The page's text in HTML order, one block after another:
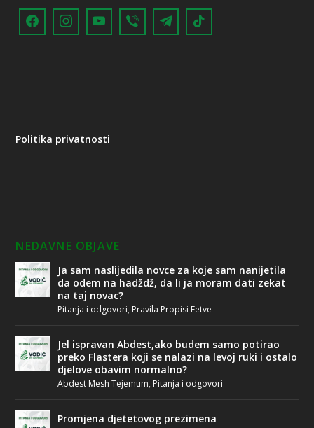
Politika privatnosti
NEDAVNE OBJAVE
Ja sam naslijedila novce za koje sam nanijetila
da odem na hadždž, da li ja moram dati zekat
na taj novac?
Pitanja i odgovori, Pravila Propisi Fetve
Jel ispravan Abdest,ako budem samo potirao
preko Flastera koji se nalazi na levoj ruki i ostalo
djelove obavim normalno?
Abdest Mesh Tejemum, Pitanja i odgovori
Promjena djetetovog prezimena